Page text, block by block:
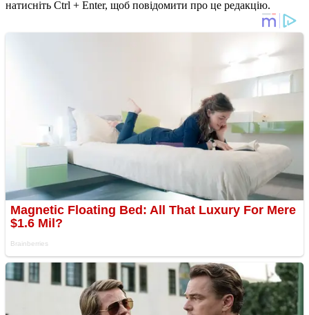
натисніть Ctrl + Enter, щоб повідомити про це редакцію.